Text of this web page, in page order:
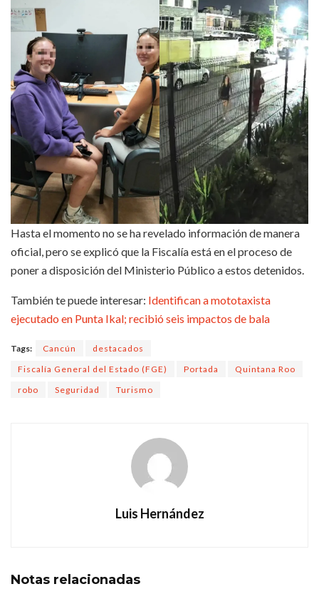
Hasta el momento no se ha revelado información de manera
oficial, pero se explicó que la Fiscalía está en el proceso de
poner a disposición del Ministerio Público a estos detenidos.
También te puede interesar: Identifican a mototaxista
ejecutado en Punta Ikal; recibió seis impactos de bala
Tags: Cancún
destacados
Fiscalía General del Estado (FGE)
Portada
Quintana Roo
robo
Seguridad Turismo
Luis Hernández
Notas relacionadas